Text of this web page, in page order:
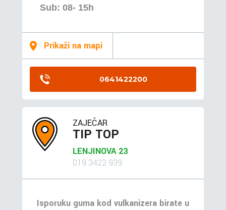
Sub: 08- 15h
Prikaži na mapi
0641422200
ZAJEČAR
TIP TOP
LENJINOVA 23
019 3422 939
Isporuku guma kod vulkanizera birate u